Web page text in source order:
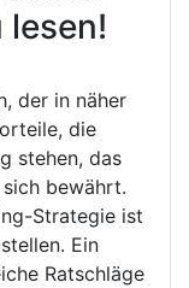
der in näher
die
stehen, das
bewährt.
Strategie ist
Ein
Ratschläge